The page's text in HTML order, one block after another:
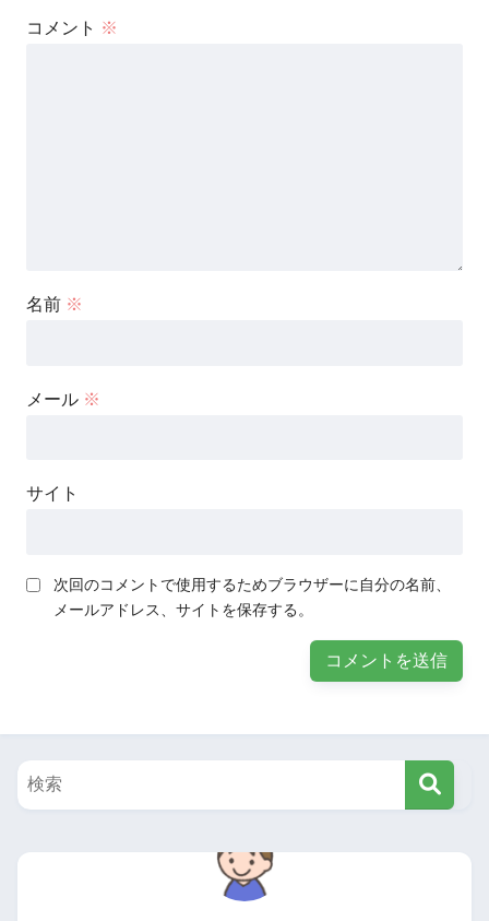
コメント ※
名前 ※
メール ※
サイト
次回のコメントで使用するためブラウザーに自分の名前、
メールアドレス、サイトを保存する。